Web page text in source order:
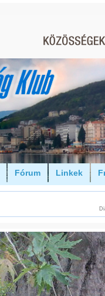
Fórum Linkek